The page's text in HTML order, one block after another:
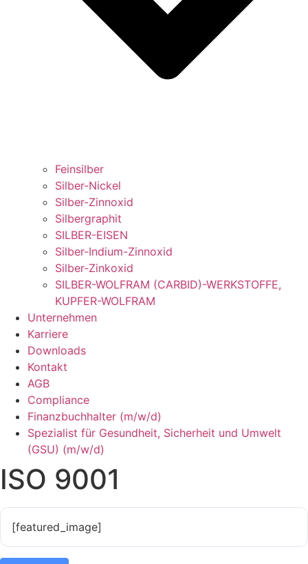
Feinsilber
Silber-Nickel
Silber-Zinnoxid
Silbergraphit
SILBER-EISEN
Silber-Indium-Zinnoxid
Silber-Zinkoxid
SILBER-WOLFRAM (CARBID)-WERKSTOFFE,
KUPFER-WOLFRAM
Unternehmen
Karriere
Downloads
Kontakt
AGB
Compliance
Finanzbuchhalter (m/w/d)
Spezialist für Gesundheit, Sicherheit und Umwelt
(GSU) (m/w/d)
ISO 9001
[featured_image]